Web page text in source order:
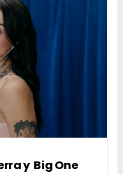
y Big One